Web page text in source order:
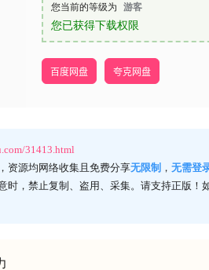
您当前的等级为 游客
您已获得下载权限
百度网盘 夸克网盘
31413.html
资源均网络收集且免费分享无限制 ， 无需登
时，禁止复制、盗用、采集。请支持正版！